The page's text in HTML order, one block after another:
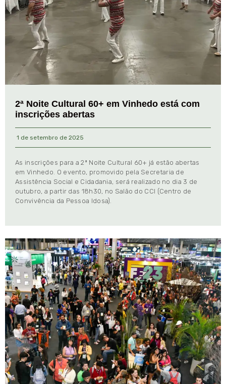
2ª Noite Cultural 60+ em Vinhedo está com
inscrições abertas
1 de setembro de 2025
As inscrições para a 2ª Noite Cultural 60+ já estão abertas
em Vinhedo. O evento, promovido pela Secretaria de
Assistência Social e Cidadania, será realizado no dia 3 de
outubro, a partir das 18h30, no Salão do CCI (Centro de
Convivência da Pessoa Idosa).